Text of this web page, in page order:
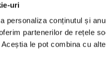
uri
personaliza conținutul și
partenerilor de rețele
le pot combina cu